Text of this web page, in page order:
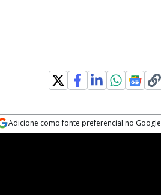
Adicione como fonte preferencial no Google